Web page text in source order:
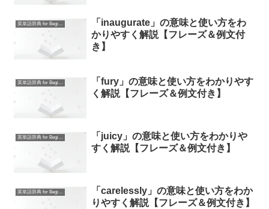
英単語辞典 for Beginners
「inaugurate」の意味と使い方をわ
かりやすく解説【フレーズ＆例文付
き】
英単語辞典 for Beginners
「fury」の意味と使い方をわかりやす
く解説【フレーズ＆例文付き】
英単語辞典 for Beginners
「juicy」の意味と使い方をわかりや
すく解説【フレーズ＆例文付き】
英単語辞典 for Beginners
「carelessly」の意味と使い方をわか
りやすく解説【フレーズ＆例文付き】